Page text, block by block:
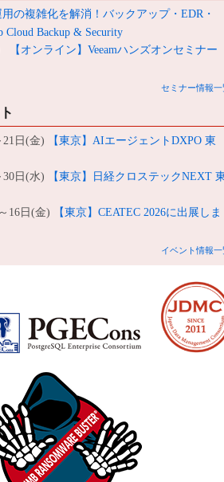
用の複雑化を解消！バックアップ・EDR・
Backup & Security
【オンライン】Veeamハンズオンセミナー
セミナー情報一
21日(金)
【東京】AIエージェントDXPO 東
30日(水)
【東京】日経クロステックNEXT
16日(金)
【東京】CEATEC 2026に出展しま
イベント情報一